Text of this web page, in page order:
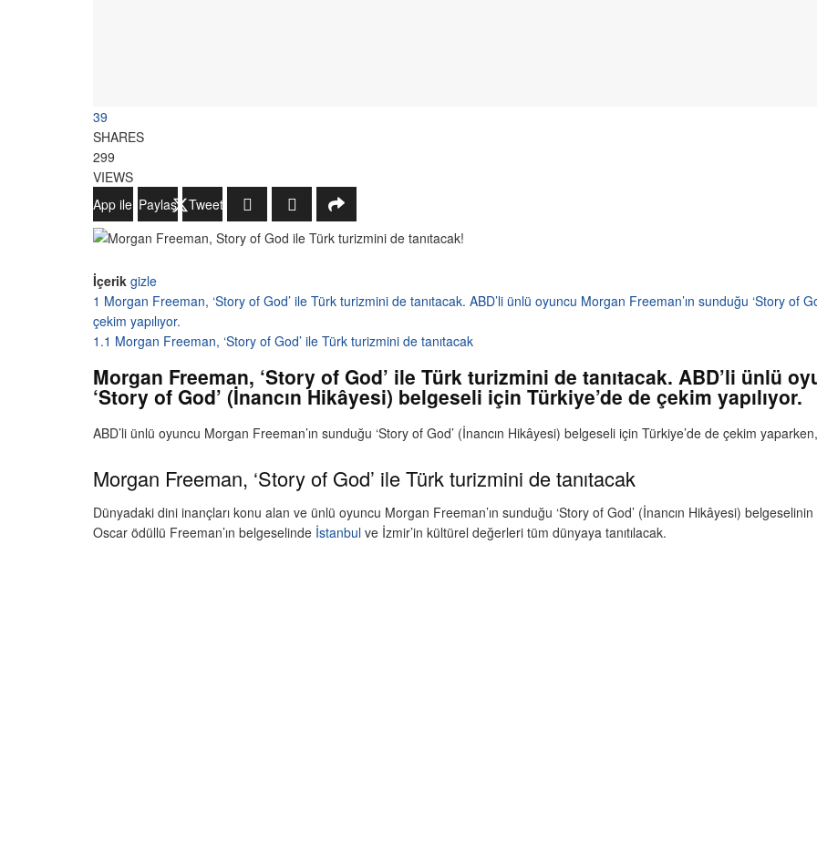
39
SHARES
299
VIEWS
WhatsApp ile Gönder
Paylaş Tweetle
İçerik gizle
1 Morgan Freeman, ‘Story of God’ ile Türk turizmini de tanıtacak. ABD’li ünlü oyuncu Morgan Freeman’ın sunduğu ‘Story of
çekim yapılıyor.
1.1 Morgan Freeman, ‘Story of God’ ile Türk turizmini de tanıtacak
Morgan Freeman, ‘Story of God’ ile Türk turizmini de tanıtacak. ABD’li ünlü
‘Story of God’ (İnancın Hikâyesi) belgeseli için Türkiye’de de çekim yapılıyor.
ABD’li ünlü oyuncu Morgan Freeman’ın sunduğu ‘Story of God’ (İnancın Hikâyesi) belgeseli için Türkiye’de de çekim
Morgan Freeman, ‘Story of God’ ile Türk turizmini de tanıtacak
Dünyadaki dini inançları konu alan ve ünlü oyuncu Morgan Freeman’ın sunduğu ‘Story of God’ (İnancın Hikâyesi)
Oscar ödüllü Freeman’ın belgeselinde İstanbul ve İzmir’in kültürel değerleri tüm dünyaya tanıtılacak.